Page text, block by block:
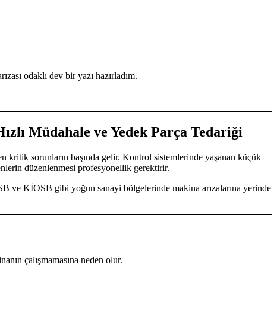
odaklı dev bir yazı hazırladım.
Müdahale ve Yedek Parça Tedariği
kritik sorunların başında gelir. Kontrol sistemlerinde yaşanan küçük
düzenlenmesi profesyonellik gerektirir.
ve KİOSB gibi yoğun sanayi bölgelerinde makina arızalarına yerinde
çalışmamasına neden olur.